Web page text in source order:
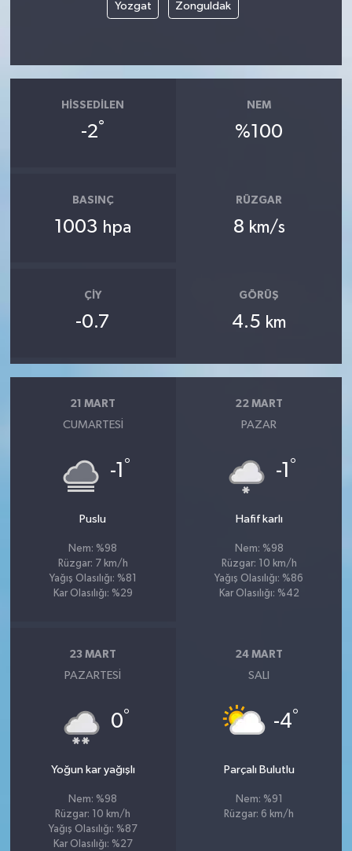
Yozgat Zonguldak
HISSEDILEN
-2°
NEM
%100
BASINÇ
1003 hpa
RÜZGAR
8 km/s
ÇIY
-0.7
GÖRÜŞ
4.5 km
21 MART
CUMARTESI
-1 °
Puslu
Nem: %98
Rüzgar: 7 km/h
Yağış Olasılığı: %81
Kar Olasılığı: %29
22 MART
PAZAR
-1 °
Hafif karlı
Nem: %98
Rüzgar: 10 km/h
Yağış Olasılığı: %86
Kar Olasılığı: %42
23 MART
PAZARTESI
0°
Yoğun kar yağışlı
Nem: %98
Rüzgar: 10 km/h
Yağış Olasılığı: %87
Kar Olasılığı: %27
24 MART
SALI
-4°
Parçalı Bulutlu
Nem: %91
Rüzgar: 6 km/h